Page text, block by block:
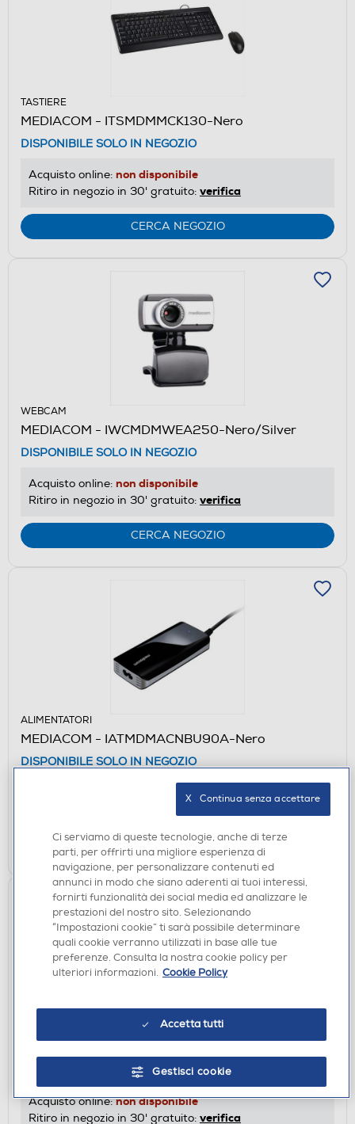
TASTIERE
MEDIACOM - ITSMDMMCK130-Nero
DISPONIBILE SOLO IN NEGOZIO
Acquisto online: non disponibile
Ritiro in negozio in 30' gratuito: verifica
CERCA NEGOZIO
WEBCAM
MEDIACOM - IWCMDMWEA250-Nero/Silver
DISPONIBILE SOLO IN NEGOZIO
Acquisto online: non disponibile
Ritiro in negozio in 30' gratuito: verifica
CERCA NEGOZIO
ALIMENTATORI
MEDIACOM - IATMDMACNBU90A-Nero
DISPONIBILE SOLO IN NEGOZIO
non disponibile
CERCA NEGOZIO
DISPONIBILE SOLO IN NEGOZIO
Acquisto online:non disponibile
Ritiro in negozio in 30' gratuito: verifica
Ci serviamo di queste tecnologie, anche di terze
parti, per offrirti una migliore esperienza di
navigazione, per personalizzare contenuti ed
annunci in modo che siano aderenti ai tuoi interessi,
fornirti funzionalità dei social media ed analizzare le
prestazioni del nostro sito. Selezionando
“Impostazioni cookie” ti sarà possibile determinare
quali cookie verranno utilizzati in base alle tue
preferenze. Consulta la nostra cookie policy per
ulteriori informazioni. Cookie Policy
Accetta tutti
Gestisci cookie
X   Continua senza accettare